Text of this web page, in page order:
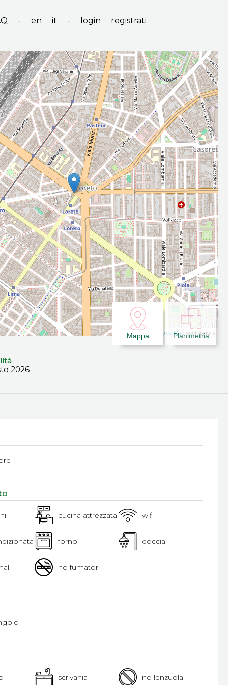
- en it - login registrati
Mappa Planimetria
Leaflet| © OpenStreetMapcontributors
2026
cucina attrezzata wifi
forno doccia
no fumatori
scrivania no lenzuola